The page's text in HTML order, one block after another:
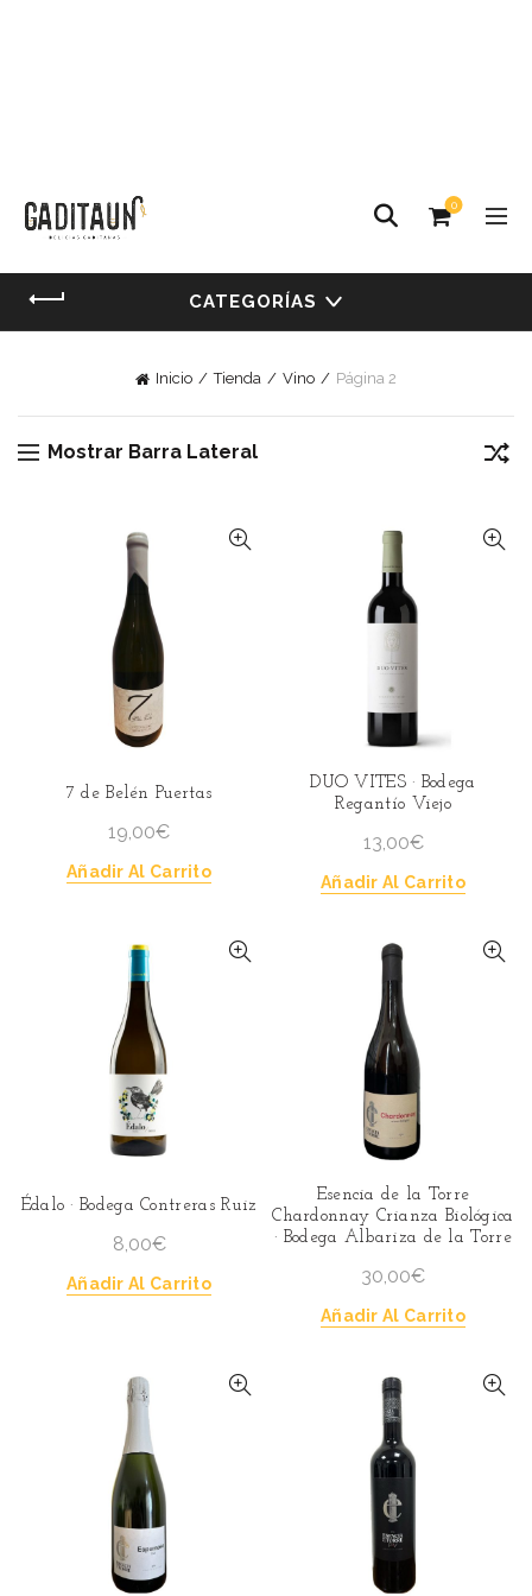
0
CATEGORÍAS
Inicio Tienda Vino Página 2
Mostrar Barra Lateral
7 de Belén Puertas
19,00€
Añadir Al Carrito
DUO VITES · Bodega
Regantío Viejo
13,00€
Añadir Al Carrito
Édalo · Bodega Contreras Ruiz
8,00€
Añadir Al Carrito
Esencia de la Torre
Chardonnay Crianza Biológica
· Bodega Albariza de la Torre
30,00€
Añadir Al Carrito